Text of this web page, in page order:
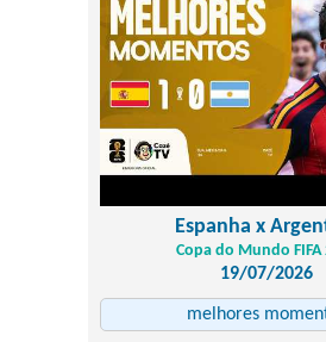
Espanha x
Copa do Mundo FIFA
19/07/2026
melhores